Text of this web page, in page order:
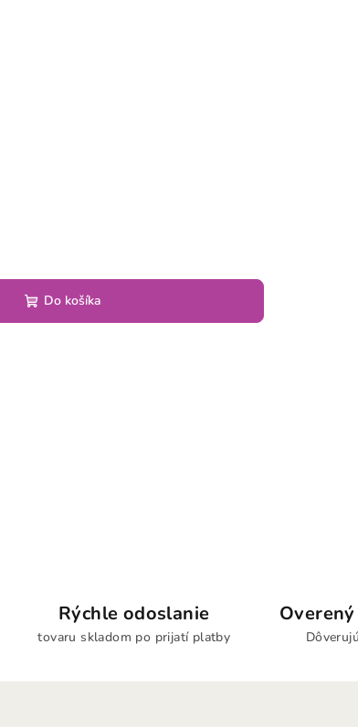
Do košíka
Rýchle odoslanie
tovaru skladom po prijatí platby